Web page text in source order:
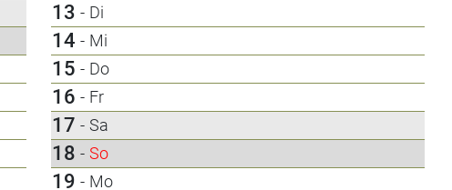
13 - Di
14 - Mi
15 - Do
16 - Fr
17 - Sa
18 - So
19 - Mo